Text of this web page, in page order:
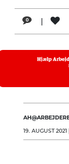
0 |
19. AUGUST